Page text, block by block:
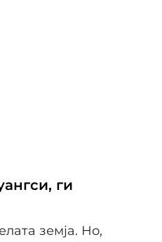
ги
земја. Но,